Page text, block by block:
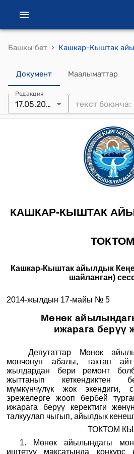
Башкы бет ›
Документ Маалыматтар
Редакция
17.05.2014